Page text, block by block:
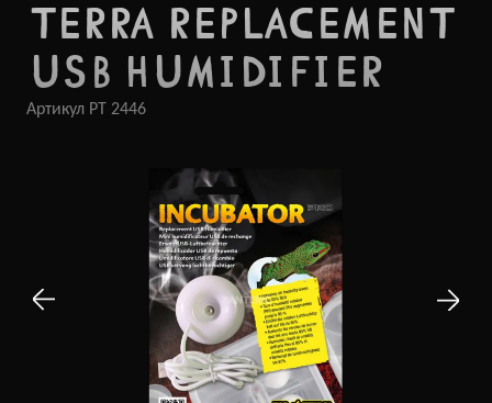
TERRA REPLACEMENT
USB HUMIDIFIER
Артикул PT 2446